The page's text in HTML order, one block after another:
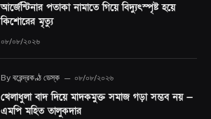
আর্জেন্টিনার পতাকা নামাতে গিয়ে বিদ্যুৎস্পৃষ্ট হয়ে
কিশোরের মৃত্যু
০৮/০৮/২০২৬
By বরেন্দ্রকণ্ঠ ডেস্ক ০৮/০৮/২০২৬
খেলাধুলা বাদ দিয়ে মাদকমুক্ত সমাজ গড়া সম্ভব নয় —
এমপি মহিত তালুকদার